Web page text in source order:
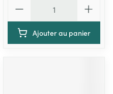
Ajouter au panier